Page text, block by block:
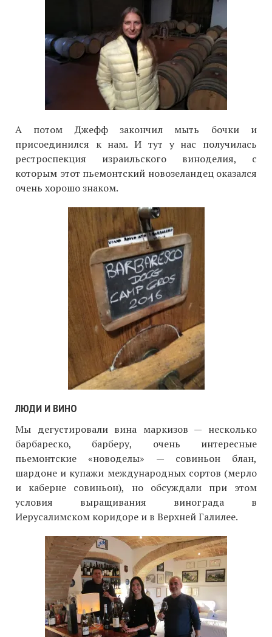
А потом Джефф закончил мыть бочки и
присоединился к нам. И тут у нас получилась
рестроспекция израильского виноделия, с
которым этот пьемонтский новозеландец оказался
очень хорошо знаком.
ЛЮДИ И ВИНО
Мы дегустировали вина маркизов — несколько
барбареско, барберу, очень интересные
пьемонтские «новоделы» — совиньон блан,
шардоне и купажи международных сортов (мерло
и каберне совиньон), но обсуждали при этом
условия выращивания винограда в
Иерусалимском коридоре и в Верхней Галилее.